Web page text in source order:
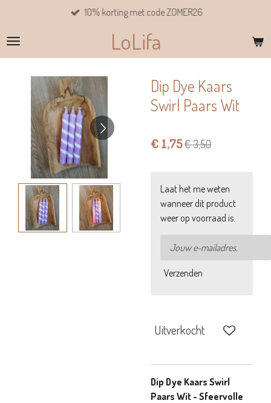
naar
de
LoLifa
10% korting met code ZOMER26
Dip Dye Kaars
Swirl Paars Wit
€ 1,75€ 3,50
Laat het me weten
wanneer dit product
weer op voorraad is.
Verzenden
Uitverkocht
Dip Dye Kaars Swirl
Paars Wit - Sfeervolle